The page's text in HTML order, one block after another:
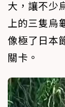
大，讓不少
上的三隻烏
像極了日本
關卡。